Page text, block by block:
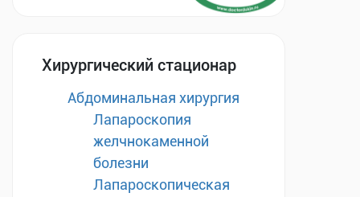
Хирургический стационар
Абдоминальная хирургия
Лапароскопия
желчнокаменной
болезни
Лапароскопическая